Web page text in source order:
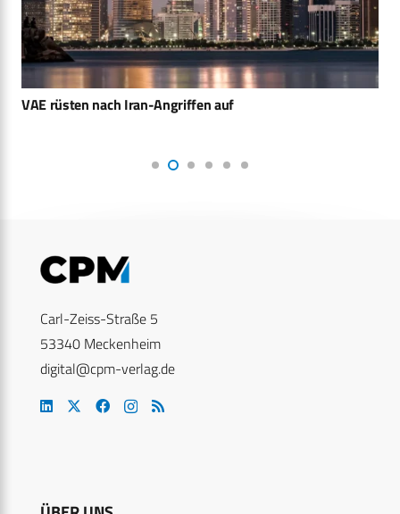
VAE rüsten nach Iran-Angriffen auf
Carl-Zeiss-Straße 5
53340 Meckenheim
digital@cpm-verlag.de